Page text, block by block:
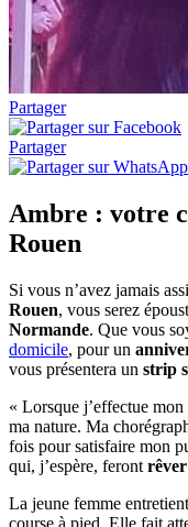
Partager
Partager
Ambre : votre
Rouen
Si vous n’avez jamais
Rouen, vous serez
Normande. Que vous
domicile, pour un
vous présentera un strip
« Lorsque j’effectue mon
ma nature. Ma
fois pour satisfaire mon
qui, j’espère, feront
La jeune femme
course à pied. Elle fait